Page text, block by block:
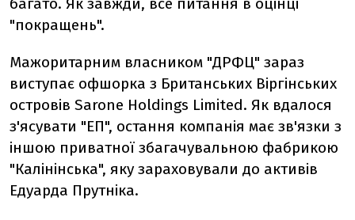
"покращень".
Мажоритарним власником "ДРФЦ" зараз
виступає офшорка з Британських Віргінських
островів Sarone Holdings Limited. Як вдалося
з'ясувати "ЕП", остання компанія має зв'язки з
іншою приватної збагачувальною фабрикою
"Калінінська", яку зараховували до активів
Едуарда Прутніка.